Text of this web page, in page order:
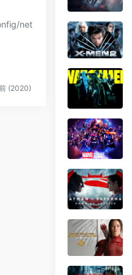
(2020)